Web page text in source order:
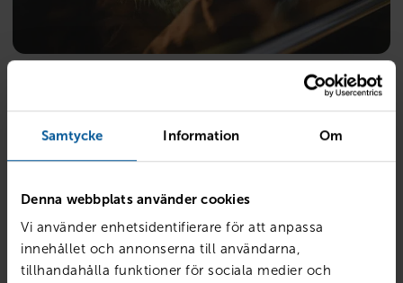
Samtycke Information Om
Denna webbplats använder cookies
Vi använder enhetsidentifierare för att anpassa
innehållet och annonserna till användarna,
tillhandahålla funktioner för sociala medier och
Vad kostar det att byta vindruta?
Kostnaden för ett vindrutebyte varierar beroende på
bilmodell, glastyp och försäkring. Har du glasförsäkring
Laga stenskott: ca 0-200 kr